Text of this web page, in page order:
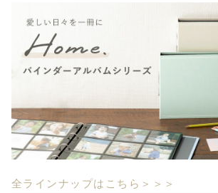
全ラインナップはこちら＞＞＞